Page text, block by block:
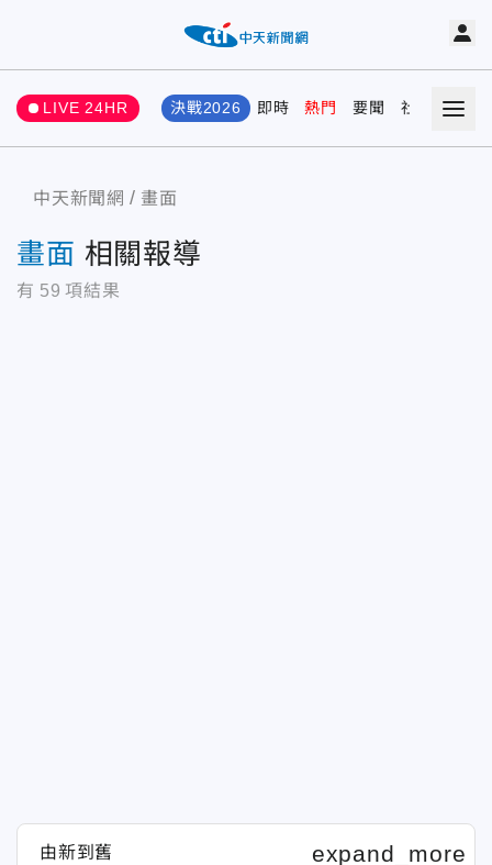
LIVE 24HR 決戰2026 即時 熱門 要聞 社會 娛樂
中天新聞網 畫面
畫面 相關報導
有 59 項結果